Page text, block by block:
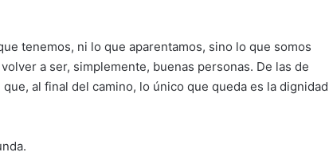
tenemos, ni lo que aparentamos, sino lo que somos
a ser, simplemente, buenas personas. De las de
al final del camino, lo único que queda es la dignidad